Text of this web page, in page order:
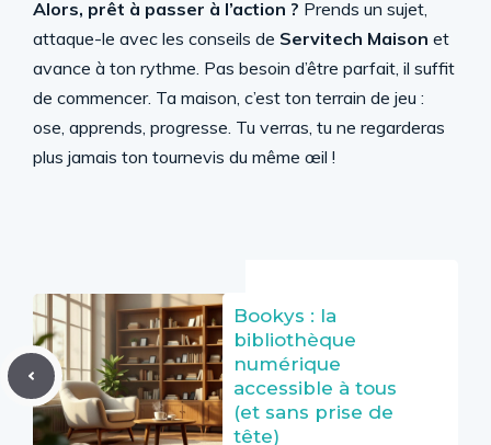
Alors, prêt à passer à l’action ? Prends un sujet,
attaque-le avec les conseils de Servitech Maison et
avance à ton rythme. Pas besoin d’être parfait, il suffit
de commencer. Ta maison, c’est ton terrain de jeu :
ose, apprends, progresse. Tu verras, tu ne regarderas
plus jamais ton tournevis du même œil !
Bookys : la
bibliothèque
numérique
accessible à tous
(et sans prise de
tête)